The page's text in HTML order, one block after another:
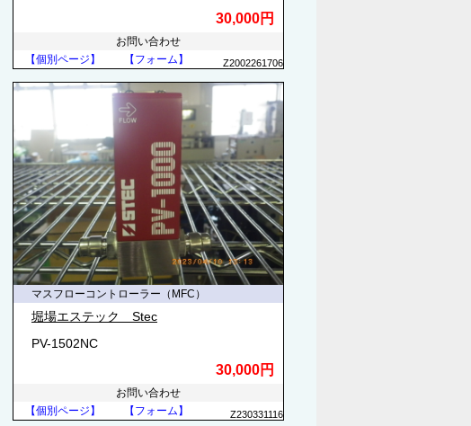
30,000円
お問い合わせ
【個別ページ】
【フォーム】 Z2002261706
マスフローコントローラー（MFC）
堀場エステック Stec
PV-1502NC
30,000円
お問い合わせ
【個別ページ】
【フォーム】 Z230331116